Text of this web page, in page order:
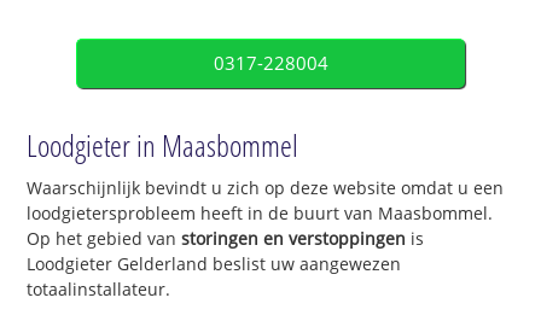
0317-228004
Loodgieter in Maasbommel
Waarschijnlijk bevindt u zich op deze website omdat u een
loodgietersprobleem heeft in de buurt van Maasbommel.
Op het gebied vanstoringen en verstoppingen is
Loodgieter Gelderland beslist uw aangewezen
totaalinstallateur.